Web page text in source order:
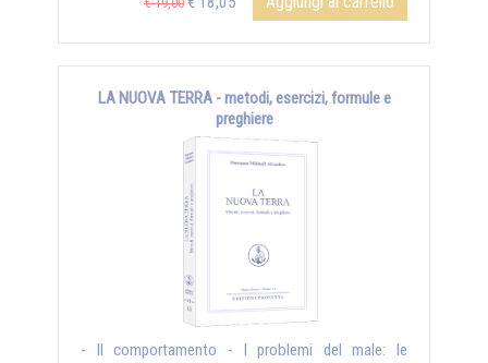
LA NUOVA TERRA - metodi, esercizi, formule e
preghiere
- Il comportamento - I problemi del male: le